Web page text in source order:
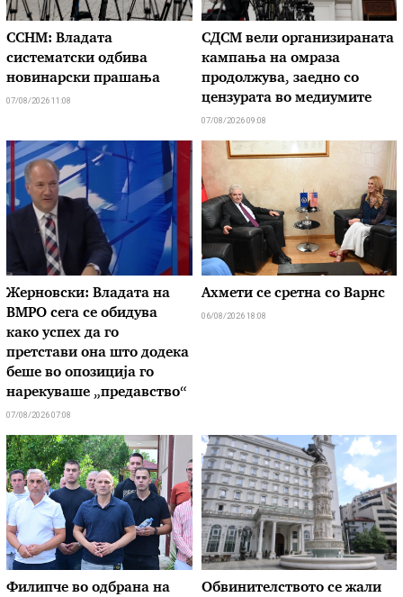
ССНМ: Владата
систематски одбива
новинарски прашања
07/08/2026 11:08
СДСМ вели организираната
кампања на омраза
продолжува, заедно со
цензурата во медиумите
07/08/2026 09:08
Жерновски: Владата на
ВМРО сега се обидува
како успех да го
претстави она што додека
беше во опозиција го
нарекуваше „предавство“
07/08/2026 07:08
Ахмети се сретна со Варнс
06/08/2026 18:08
Филипче во одбрана на
Обвинителството се жали